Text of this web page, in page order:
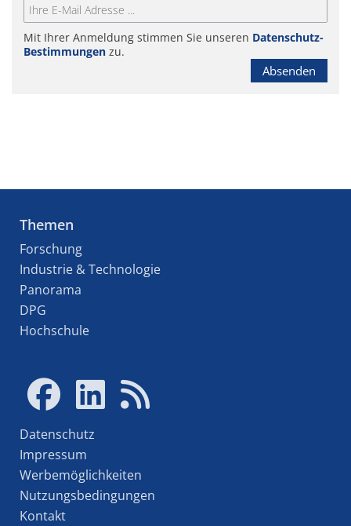
Mit Ihrer Anmeldung stimmen Sie unseren Datenschutz-
Bestimmungen zu.
Absenden
Themen
Forschung
Industrie & Technologie
Panorama
DPG
Hochschule
Datenschutz
Impressum
Werbemöglichkeiten
Nutzungsbedingungen
Kontakt